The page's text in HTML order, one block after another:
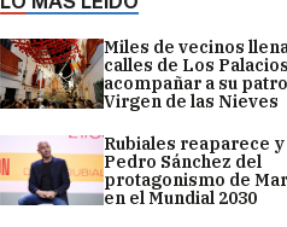
Miles de vecinos
calles de Los
acompañar a su
Virgen de las Nieves
Rubiales reaparece y
Pedro Sánchez del
protagonismo de
en el Mundial 2030